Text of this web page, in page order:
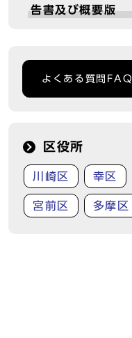
告書及び概要版
よくある質問FAQ
区役所
川崎区 幸区
宮前区 多摩区